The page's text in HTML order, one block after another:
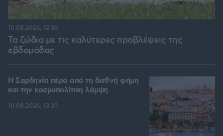
Τα ζώδια με τις καλύτερες προβλέψεις της
εβδομάδας
10.08.2026, 12:30
Η Σαρδηνία πέρα από τη διεθνή φήμη
και την κοσμοπολίτικη λάμψη
10.08.2026, 13:39